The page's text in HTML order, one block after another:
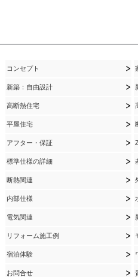
コンセプト
新築：自由設計
高断熱住宅
平屋住宅
アフター・保証
標準仕様の詳細
断熱関連
内部仕様
電気関連
リフォーム施工例
宿泊体験
お問合せ